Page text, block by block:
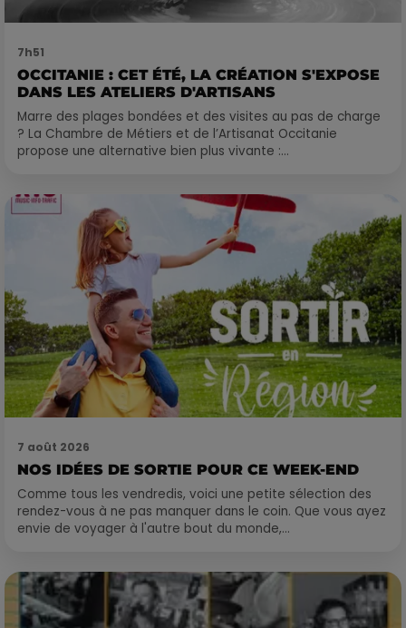
7h51
OCCITANIE : CET ÉTÉ, LA CRÉATION S'EXPOSE
DANS LES ATELIERS D'ARTISANS
Marre des plages bondées et des visites au pas de charge
? La Chambre de Métiers et de l’Artisanat Occitanie
propose une alternative bien plus vivante :...
7 août 2026
NOS IDÉES DE SORTIE POUR CE WEEK-END
Comme tous les vendredis, voici une petite sélection des
rendez-vous à ne pas manquer dans le coin. Que vous ayez
envie de voyager à l'autre bout du monde,...